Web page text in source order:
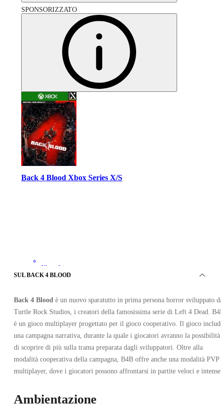
SPONSORIZZATO
Back 4 Blood Xbox Series X/S
Xbox Live
•
STATI UNITI
14.60 EUR
59.99 EUR
- 76%
SUL BACK 4 BLOOD
Back 4 Blood è un nuovo sparatutto in prima persona horror sviluppato
Turtle Rock Studios, i creatori della famosissima serie di Left 4 Dead.
è un gioco multiplayer progettato per il gioco cooperativo. Il gioco
una campagna narrativa, durante la quale i giocatori avranno la possibilità
di scoprire di più sulla trama preparata dagli sviluppatori. Oltre alla
modalità cooperativa della campagna, B4B offre anche una modalità PVP
multiplayer, dove i giocatori possono affrontarsi in partite veloci e
Ambientazione